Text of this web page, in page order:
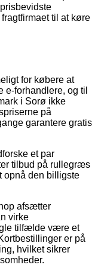
til at køre
for købere at
forhandlere, og til
i Sorø ikke
på
garantere gratis
et par
tilbud på rullegræs
opnå den billigste
afsætter
virke
tilfælde være et
er på
hvilket sikrer